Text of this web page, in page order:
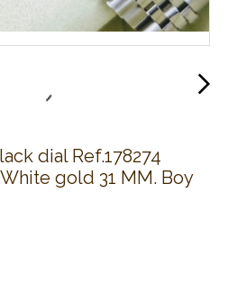
dial Ref.178274
gold 31 MM. Boy